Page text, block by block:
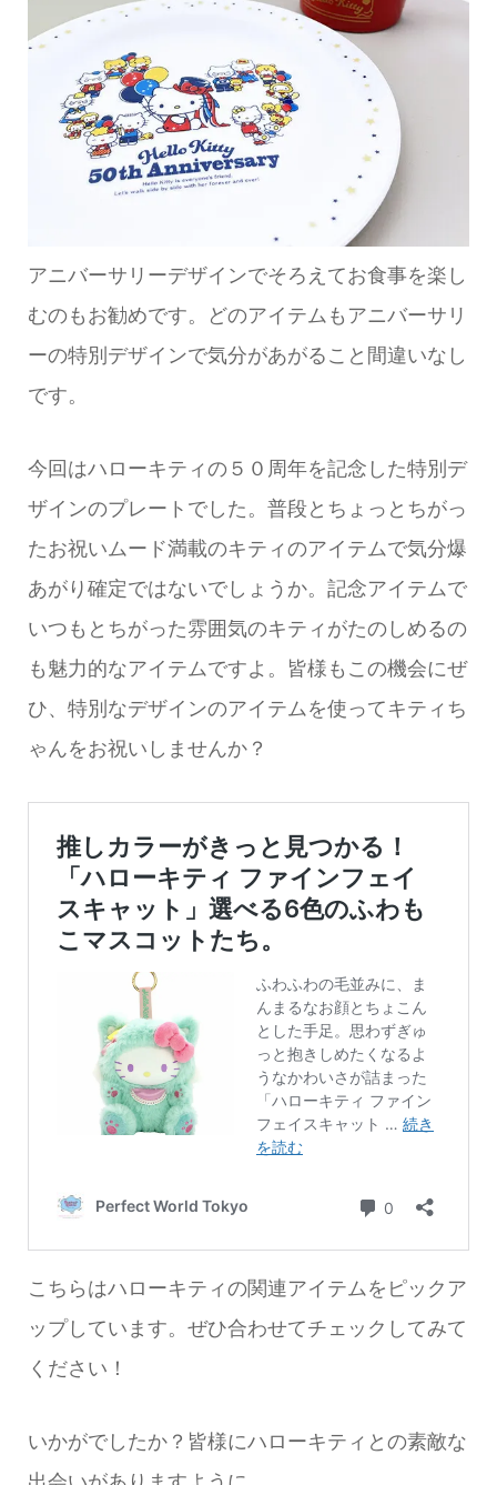
アニバーサリーデザインでそろえてお食事を楽し
むのもお勧めです。どのアイテムもアニバーサリ
ーの特別デザインで気分があがること間違いなし
です。
今回はハローキティの５０周年を記念した特別デ
ザインのプレートでした。普段とちょっとちがっ
たお祝いムード満載のキティのアイテムで気分爆
あがり確定ではないでしょうか。記念アイテムで
いつもとちがった雰囲気のキティがたのしめるの
も魅力的なアイテムですよ。皆様もこの機会にぜ
ひ、特別なデザインのアイテムを使ってキティち
ゃんをお祝いしませんか？
こちらはハローキティの関連アイテムをピックア
ップしています。ぜひ合わせてチェックしてみて
ください！
いかがでしたか？皆様にハローキティとの素敵な